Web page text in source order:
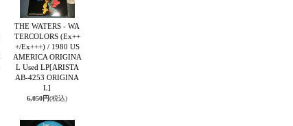
THE WATERS - WA
TERCOLORS (Ex++
+/Ex+++) / 1980 US
AMERICA ORIGINA
L Used LP[ARISTA
AB-4253 ORIGINA
L]
6,050円(税込)